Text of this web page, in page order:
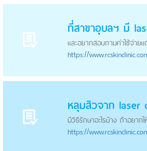
ที่สาขาอุบลฯ มี
และอยากสอบถามค่าใช้จ่าย
https://
หลุมสิวจาก laser
มีวิธีรักษาอะไรบ้าง ถ้าอยาก
https://